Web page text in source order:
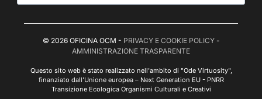
© 2026 OFICINA OCM - PRIVACY E COOKIE POLICY-
AMMINISTRAZIONE TRASPARENTE
Questo sito web è stato realizzato nell'ambito di "Ode Virtuosity",
finanziato dall'Unione europea – Next Generation EU - PNRR
Transizione Ecologica Organismi Culturali e Creativi